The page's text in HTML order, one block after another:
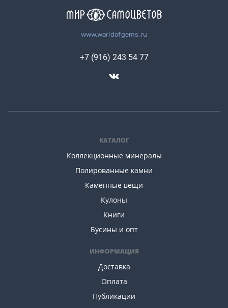
www.worldofgems.ru
КАТАЛОГ
Коллекционные минералы
Полированные камни
Каменные вещи
Кулоны
Книги
Бусины и опт
ИНФОРМАЦИЯ
Доставка
Оплата
Публикации
+7 (916) 243 54 77